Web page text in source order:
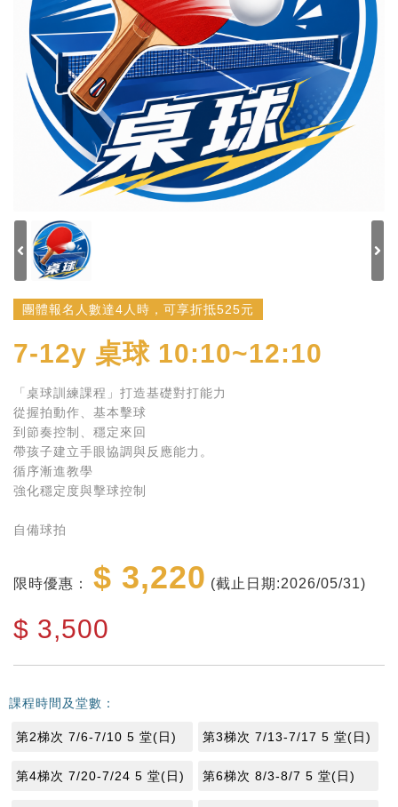
團體報名人數達4人時，可享折抵525元
7-12y 桌球 10:10~12:10
「桌球訓練課程」打造基礎對打能力
從握拍動作、基本擊球
到節奏控制、穩定來回
帶孩子建立手眼協調與反應能力。
循序漸進教學
強化穩定度與擊球控制
自備球拍
限時優惠： $ 3,220 (截止日期:2026/05/31)
$ 3,500
課程時間及堂數：
第2梯次 7/6-7/10 5 堂(日) 第3梯次 7/13-7/17 5 堂(日)
第4梯次 7/20-7/24 5 堂(日) 第6梯次 8/3-8/7 5 堂(日)